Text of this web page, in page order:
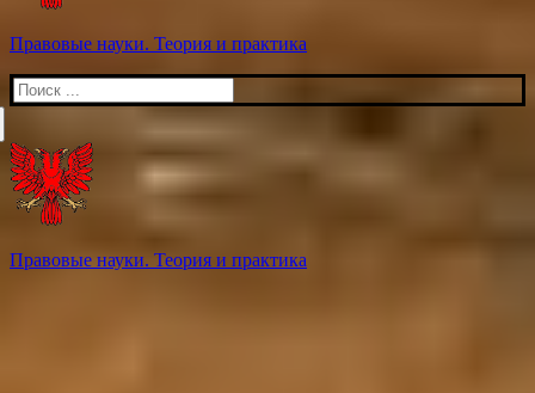
Правовые науки. Теория и практика
Искать:
Правовые науки. Теория и практика